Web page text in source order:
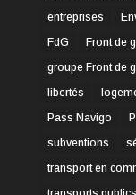
entreprises
FdG
Front de
groupe Front de
libertés
Pass Navigo
subventions
transport en